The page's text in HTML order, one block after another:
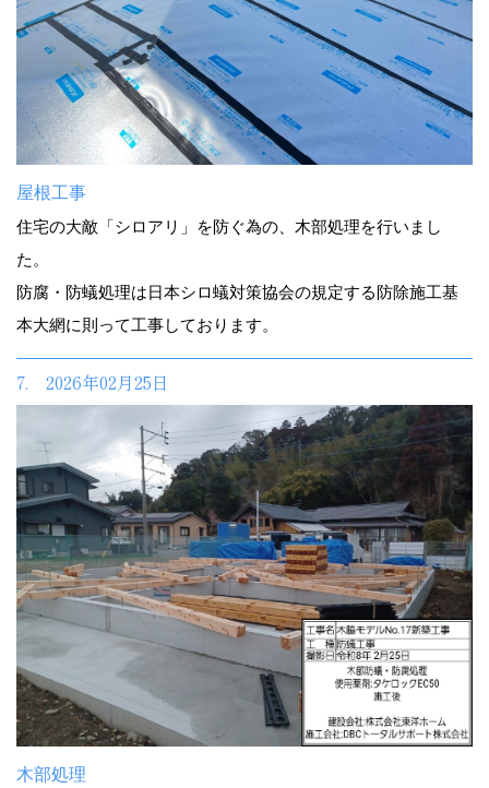
屋根工事
住宅の大敵「シロアリ」を防ぐ為の、木部処理を行いまし
た。
防腐・防蟻処理は日本シロ蟻対策協会の規定する防除施工基
本大網に則って工事しております。
7. 2026年02月25日
木部処理